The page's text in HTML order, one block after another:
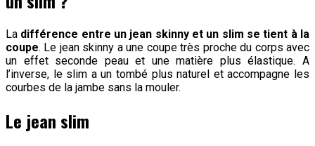
La différence entre un jean skinny et un slim se tient à la
coupe. Le jean skinny a une coupe très proche du corps avec
un effet seconde peau et une matière plus élastique. A
l’inverse, le slim a un tombé plus naturel et accompagne les
courbes de la jambe sans la mouler.
Le jean slim